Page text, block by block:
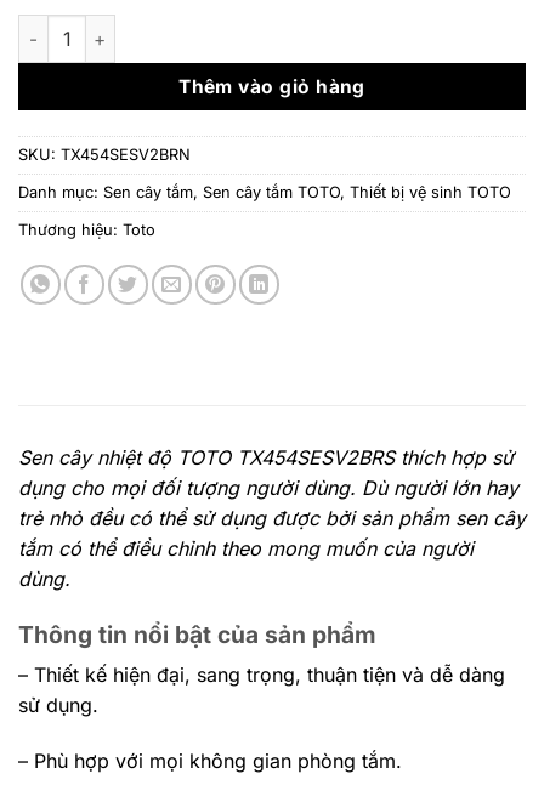
22.040.000 ₫.
là:
Sen cây nhiệt độ TOTO TX454SESV2BRS số lượng
Thêm vào giỏ hàng
SKU: TX454SESV2BRN
Danh mục: Sen cây tắm, Sen cây tắm TOTO, Thiết bị vệ sinh TOTO
Thương hiệu: Toto
Sen cây nhiệt độ TOTO TX454SESV2BRS thích hợp sử
dụng cho mọi đối tượng người dùng. Dù người lớn hay
trẻ nhỏ đều có thể sử dụng được bởi sản phẩm sen cây
tắm có thể điều chỉnh theo mong muốn của người
dùng.
Thông tin nổi bật của sản phẩm
– Thiết kế hiện đại, sang trọng, thuận tiện và dễ dàng
sử dụng.
– Phù hợp với mọi không gian phòng tắm.